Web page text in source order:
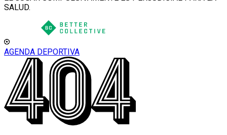
SALUD.
AGENDA DEPORTIVA